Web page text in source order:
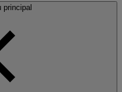
principal